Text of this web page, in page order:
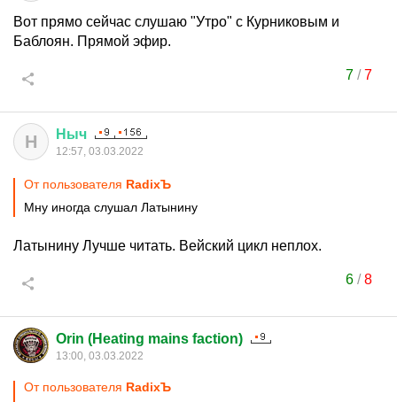
Вот прямо сейчас слушаю "Утро" с Курниковым и
Баблоян. Прямой эфир.
7/7
Н Ныч
12:57, 03.03.2022
От пользователя RadixЪ
Мну иногда слушал Латынину
Латынину Лучше читать. Вейский цикл неплох.
6/8
Orin (Heating mains faction)
13:00, 03.03.2022
От пользователя RadixЪ